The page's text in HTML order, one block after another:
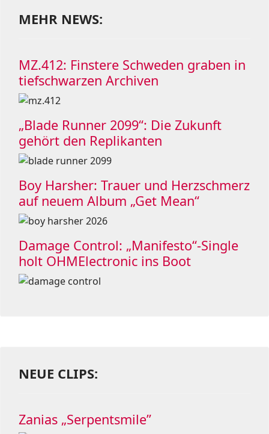
MEHR NEWS:
MZ.412: Finstere Schweden graben in
tiefschwarzen Archiven
„Blade Runner 2099“: Die Zukunft
gehört den Replikanten
Boy Harsher: Trauer und Herzschmerz
auf neuem Album „Get Mean“
Damage Control: „Manifesto“-Single
holt OHMElectronic ins Boot
NEUE CLIPS:
Zanias „Serpentsmile”